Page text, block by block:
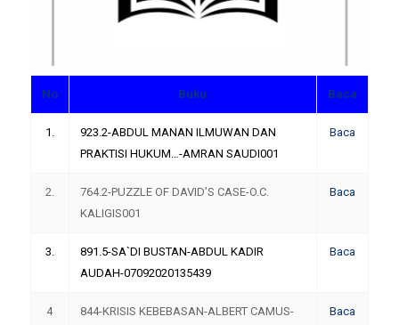
No Buku Baca
1.
923.2-ABDUL MANAN ILMUWAN DAN
PRAKTISI HUKUM…-AMRAN SAUDI001
Baca
2.
764.2-PUZZLE OF DAVID’S CASE-O.C.
KALIGIS001
Baca
3.
891.5-SA`DI BUSTAN-ABDUL KADIR
AUDAH-07092020135439
Baca
4
844-KRISIS KEBEBASAN-ALBERT CAMUS-
Baca